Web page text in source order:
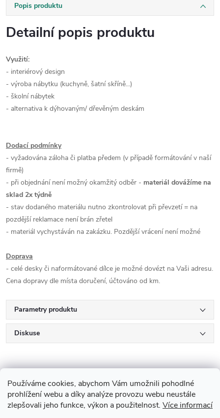
Používáme cookies, abychom Vám umožnili pohodlné
prohlížení webu a díky analýze provozu webu neustále
zlepšovali jeho funkce, výkon a použitelnost. Více informací
Popis produktu
Detailní popis produktu
Využití:
- interiérový design
- výroba nábytku (kuchyně, šatní skříně...)
- školní nábytek
- alternativa k dýhovaným/ dřevěným deskám
Dodací podmínky
- vyžadována záloha či platba předem (v případě formátování v naší
firmě)
- při objednání není možný okamžitý odběr - materiál dovážíme na
sklad 2x týdně
- stav dodaného materiálu nutno zkontrolovat při převzetí = na
pozdější reklamace není brán zřetel
- materiál vychystáván na zakázku. Pozdější vrácení není možné
Doprava
- celé desky či naformátované dílce je možné dovézt na Vaši adresu.
Cena dopravy dle místa doručení, účtováno od km.
Parametry produktu
Diskuse